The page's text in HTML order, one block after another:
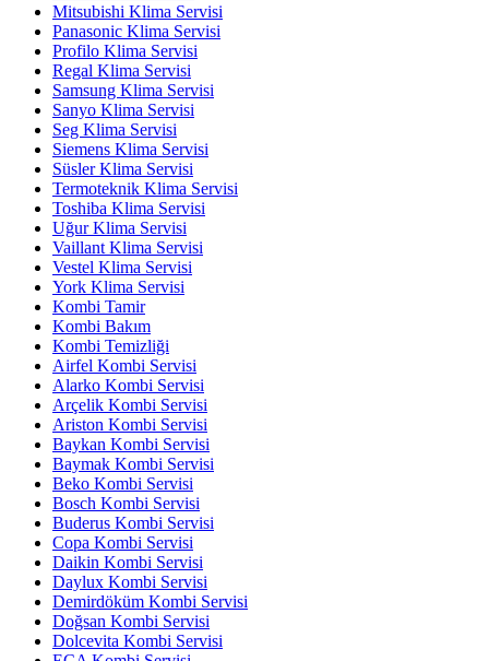
Mitsubishi Klima Servisi
Panasonic Klima Servisi
Profilo Klima Servisi
Regal Klima Servisi
Samsung Klima Servisi
Sanyo Klima Servisi
Seg Klima Servisi
Siemens Klima Servisi
Süsler Klima Servisi
Termoteknik Klima Servisi
Toshiba Klima Servisi
Uğur Klima Servisi
Vaillant Klima Servisi
Vestel Klima Servisi
York Klima Servisi
Kombi Tamir
Kombi Bakım
Kombi Temizliği
Airfel Kombi Servisi
Alarko Kombi Servisi
Arçelik Kombi Servisi
Ariston Kombi Servisi
Baykan Kombi Servisi
Baymak Kombi Servisi
Beko Kombi Servisi
Bosch Kombi Servisi
Buderus Kombi Servisi
Copa Kombi Servisi
Daikin Kombi Servisi
Daylux Kombi Servisi
Demirdöküm Kombi Servisi
Doğsan Kombi Servisi
Dolcevita Kombi Servisi